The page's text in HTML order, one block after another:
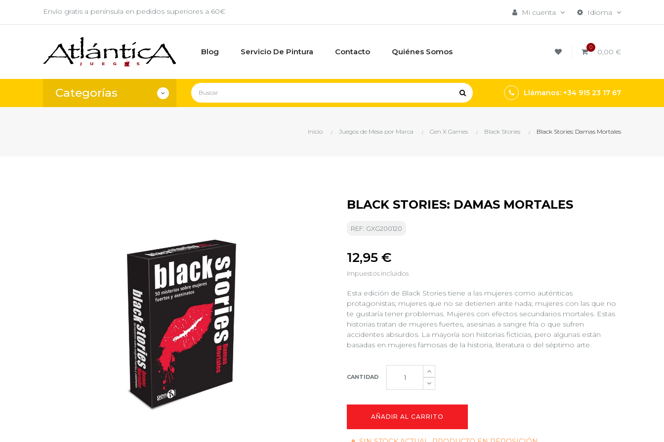
Envío gratis a península en pedidos superiores a 60€ Idioma
Mi cuenta
Blog Servicio De Pintura Contacto Quiénes Somos 0 0,00 €
Categorías Llámanos: +34 915 23 17 67
Inicio Juegos de Mesa por Marca Gen X Games Black Stories Black Stories: Damas Mortales
BLACK STORIES: DAMAS MORTALES
REF: GXG200120
12,95 €
Impuestos incluidos
Esta edición de Black Stories tiene a las mujeres como auténticas
protagonistas; mujeres que no se detienen ante nada; mujeres con las que no
te gustaría tener problemas. Mujeres con efectos secundarios mortales. Estas
historias tratan de mujeres fuertes, asesinas a sangre fría o que sufren
accidentes absurdos. La mayoría son historias ficticias, pero algunas están
basadas en mujeres famosas de la historia, literatura o del séptimo arte.
CANTIDAD
AÑADIR AL CARRITO